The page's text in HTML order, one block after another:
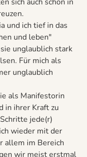
und ich tief in das
und leben"
unglaublich stark
Für mich als
unglaublich
als Manifestorin
in ihrer Kraft zu
jede(r)
wieder mit der
allem im Bereich
wir meist erstmal